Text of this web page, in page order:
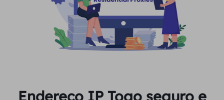
Endereço IP Togo seguro e